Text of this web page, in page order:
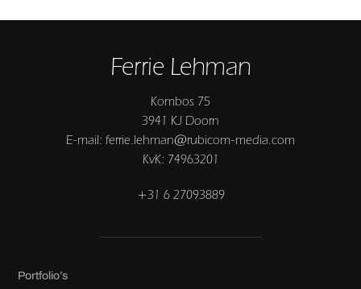
Ferrie Lehman
Kombos 75
3941 KJ Doorn
E-mail: ferrie.lehman@rubicom-media.com
KvK: 74963201
+31 6 27093889
Portfolio’s